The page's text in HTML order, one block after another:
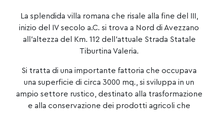
La splendida villa romana che risale alla fine del III,
inizio del IV secolo a.C. si trova a Nord di Avezzano
all’altezza del Km. 112 dell’attuale Strada Statale
Tiburtina Valeria.
Si tratta di una importante fattoria che occupava
una superficie di circa 3000 mq., si sviluppa in un
ampio settore rustico, destinato alla trasformazione
e alla conservazione dei prodotti agricoli che